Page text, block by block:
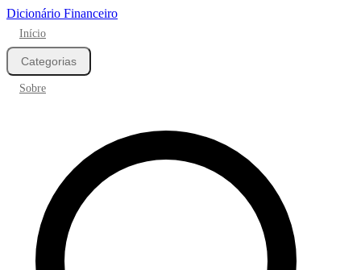
Dicionário Financeiro
Início
Categorias
Sobre